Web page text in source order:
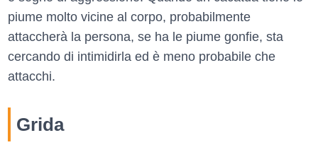
piume molto vicine al corpo, probabilmente
attaccherà la persona, se ha le piume gonfie, sta
cercando di intimidirla ed è meno probabile che
attacchi.
Grida